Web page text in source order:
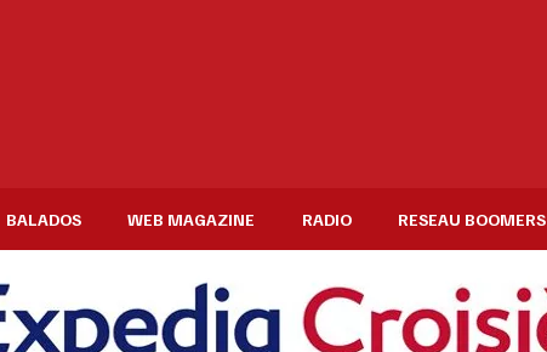
BALADOS WEB MAGAZINE RADIO RESEAU BOOMERS